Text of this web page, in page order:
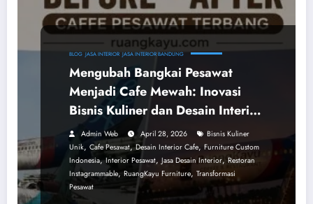
BLOG JASA INTERIOR JASA INTERIOR BANDUNG
Mengubah Bangkai Pesawat
Menjadi Cafe Mewah: Inovasi
Bisnis Kuliner dan Desain Interior
dari RuangKayu
Admin Web April 28, 2026
Bisnis Kuliner
Unik, Cafe Pesawat,Desain Interior Cafe, Furniture Custom
Indonesia,Interior Pesawat, Jasa Desain Interior, Restoran
Instagrammable, RuangKayu Furniture, Transformasi
Pesawat